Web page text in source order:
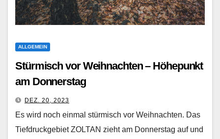
ALLGEMEIN
Stürmisch vor Weihnachten – Höhepunkt
am Donnerstag
DEZ. 20, 2023
Es wird noch einmal stürmisch vor Weihnachten. Das
Tiefdruckgebiet ZOLTAN zieht am Donnerstag auf und